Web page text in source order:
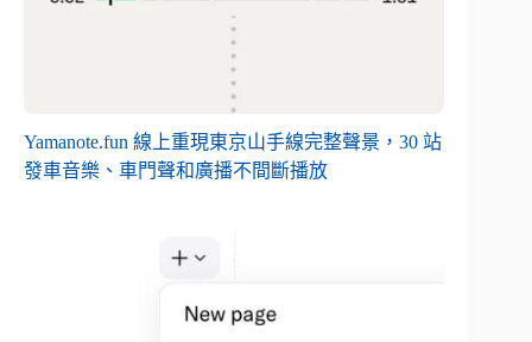
Yamanote.fun 線上重現東京山手線完整聲景，30 站
發車音樂、車門聲和廣播不間斷播放